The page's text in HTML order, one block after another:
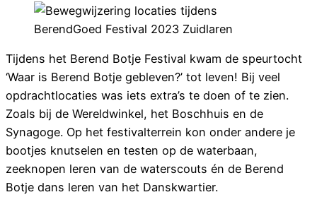
Tijdens het Berend Botje Festival kwam de speurtocht
‘Waar is Berend Botje gebleven?’ tot leven! Bij veel
opdrachtlocaties was iets extra’s te doen of te zien.
Zoals bij de Wereldwinkel, het Boschhuis en de
Synagoge. Op het festivalterrein kon onder andere je
bootjes knutselen en testen op de waterbaan,
zeeknopen leren van de waterscouts én de Berend
Botje dans leren van het Danskwartier.